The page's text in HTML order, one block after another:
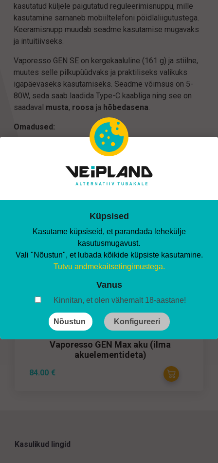
kasutatud küljele paigutatud reguleerimisnuppu, mille
kasutamine sarnaneb mobiiltelefoni pöidlaliigutustega.
Keeramisnupp muudab seadme kasutamise mugavaks
ja intuitiivseks.
Vaporesso GEN SE on kergekaaluline (161 g) ja stiilne,
muutes selle pilkupüüdvaks ja praktiliseks valikuks
igapäevaseks kasutamiseks. Seadme võimsus on 5-
80W, seda saab laadida Type-C kaabliga ning see on
saadaval musta, roosa ja hõbedasena.
Omadused:
18650 vahetatav aku (ei kuulu komplekti)
Kerge (161g) ja kompaktne (141.4 x 35.6 x 26 mm)
Väljundvõimsus: 5-80W
Sobib komplekti
Vaporesso GEN Max aku (ilma
akuelementideta)
84.00 €
Kasulikud lingid
Küpsised
Kasutame küpsiseid, et parandada lehekülje
kasutusmugavust.
Vali "Nõustun", et lubada kõikide küpsiste kasutamine.
Tutvu andmekaitsetingimustega.
Vanus
Kinnitan, et olen vähemalt 18-aastane!
Nõustun Konfigureeri